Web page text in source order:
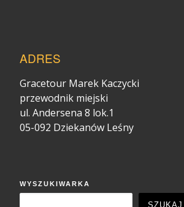
ADRES
Gracetour Marek Kaczycki
przewodnik miejski
ul. Andersena 8 lok.1
05-092 Dziekanów Leśny
WYSZUKIWARKA
SZUKAJ